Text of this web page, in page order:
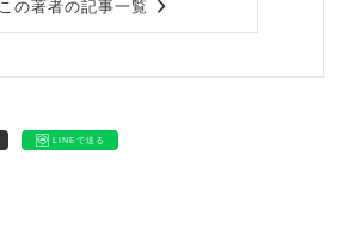
この著者の記事一覧
LINEで送る